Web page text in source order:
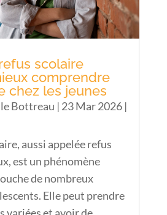
scolaire
comprendre
chez les jeunes
Bottreau | 23 Mar 2026|
aussi appelée refus
est un phénomène
de nombreux
Elle peut prendre